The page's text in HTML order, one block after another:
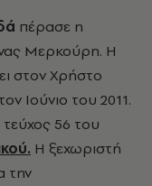
πέρασε η
Μερκούρη. Η
στον Χρήστο
Ιούνιο του 2011.
τεύχος 56 του
Η ξεχωριστή
την